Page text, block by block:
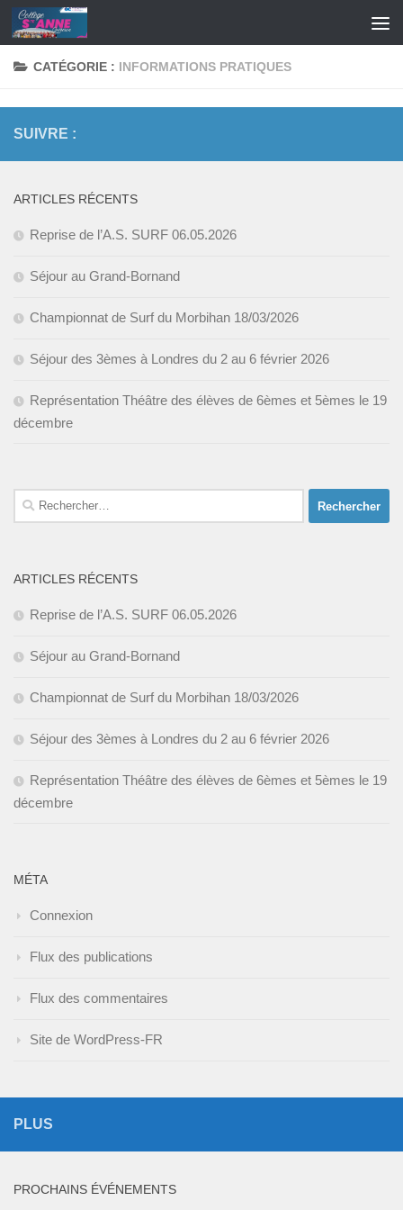
Skip to content
CATÉGORIE : INFORMATIONS PRATIQUES
SUIVRE :
ARTICLES RÉCENTS
Reprise de l’A.S. SURF 06.05.2026
Séjour au Grand-Bornand
Championnat de Surf du Morbihan 18/03/2026
Séjour des 3èmes à Londres du 2 au 6 février 2026
Représentation Théâtre des élèves de 6èmes et 5èmes le 19
décembre
Rechercher :
ARTICLES RÉCENTS
Reprise de l’A.S. SURF 06.05.2026
Séjour au Grand-Bornand
Championnat de Surf du Morbihan 18/03/2026
Séjour des 3èmes à Londres du 2 au 6 février 2026
Représentation Théâtre des élèves de 6èmes et 5èmes le 19
décembre
MÉTA
Connexion
Flux des publications
Flux des commentaires
Site de WordPress-FR
PLUS
PROCHAINS ÉVÉNEMENTS